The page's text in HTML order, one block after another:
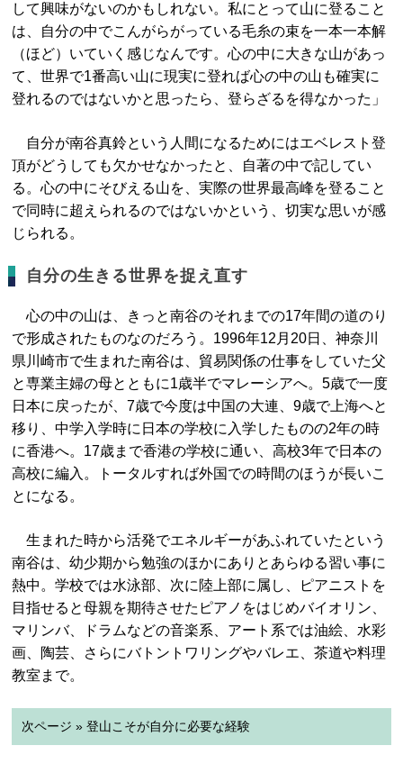
して興味がないのかもしれない。私にとって山に登ること
は、自分の中でこんがらがっている毛糸の束を一本一本解
（ほど）いていく感じなんです。心の中に大きな山があっ
て、世界で1番高い山に現実に登れば心の中の山も確実に
登れるのではないかと思ったら、登らざるを得なかった」
自分が南谷真鈴という人間になるためにはエベレスト登
頂がどうしても欠かせなかったと、自著の中で記してい
る。心の中にそびえる山を、実際の世界最高峰を登ること
で同時に超えられるのではないかという、切実な思いが感
じられる。
自分の生きる世界を捉え直す
心の中の山は、きっと南谷のそれまでの17年間の道のり
で形成されたものなのだろう。1996年12月20日、神奈川
県川崎市で生まれた南谷は、貿易関係の仕事をしていた父
と専業主婦の母とともに1歳半でマレーシアへ。5歳で一度
日本に戻ったが、7歳で今度は中国の大連、9歳で上海へと
移り、中学入学時に日本の学校に入学したものの2年の時
に香港へ。17歳まで香港の学校に通い、高校3年で日本の
高校に編入。トータルすれば外国での時間のほうが長いこ
とになる。
生まれた時から活発でエネルギーがあふれていたという
南谷は、幼少期から勉強のほかにありとあらゆる習い事に
熱中。学校では水泳部、次に陸上部に属し、ピアニストを
目指せると母親を期待させたピアノをはじめバイオリン、
マリンバ、ドラムなどの音楽系、アート系では油絵、水彩
画、陶芸、さらにバトントワリングやバレエ、茶道や料理
教室まで。
次ページ » 登山こそが自分に必要な経験